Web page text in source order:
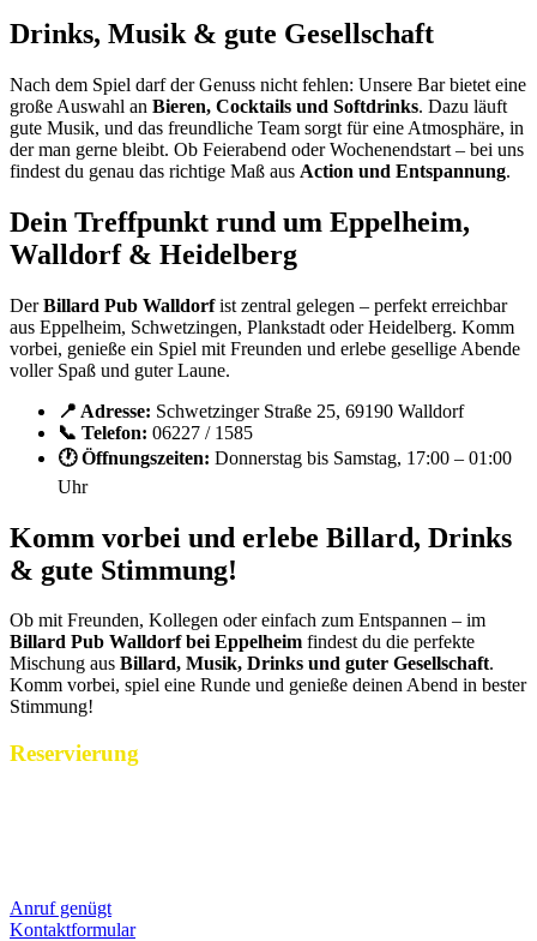
Drinks, Musik & gute Gesellschaft
Nach dem Spiel darf der Genuss nicht fehlen: Unsere Bar bietet eine
große Auswahl an Bieren, Cocktails und Softdrinks. Dazu läuft
gute Musik, und das freundliche Team sorgt für eine Atmosphäre, in
der man gerne bleibt. Ob Feierabend oder Wochenendstart – bei uns
findest du genau das richtige Maß aus Action und Entspannung.
Dein Treffpunkt rund um Eppelheim,
Walldorf & Heidelberg
DerBillard Pub Walldorfist zentral gelegen – perfekt erreichbar
aus Eppelheim, Schwetzingen, Plankstadt oder Heidelberg. Komm
vorbei, genieße ein Spiel mit Freunden und erlebe gesellige Abende
voller Spaß und guter Laune.
📍 Adresse: Schwetzinger Straße 25, 69190 Walldorf
📞 Telefon: 06227 / 1585
🕐 Öffnungszeiten: Donnerstag bis Samstag, 17:00 – 01:00
Uhr
Komm vorbei und erlebe Billard, Drinks
& gute Stimmung!
Ob mit Freunden, Kollegen oder einfach zum Entspannen – im
Billard Pub Walldorf bei Eppelheim findest du die perfekte
Mischung aus Billard, Musik, Drinks und guter Gesellschaft.
Komm vorbei, spiel eine Runde und genieße deinen Abend in bester
Stimmung!
Reservierung
Anruf genügt
Kontaktformular